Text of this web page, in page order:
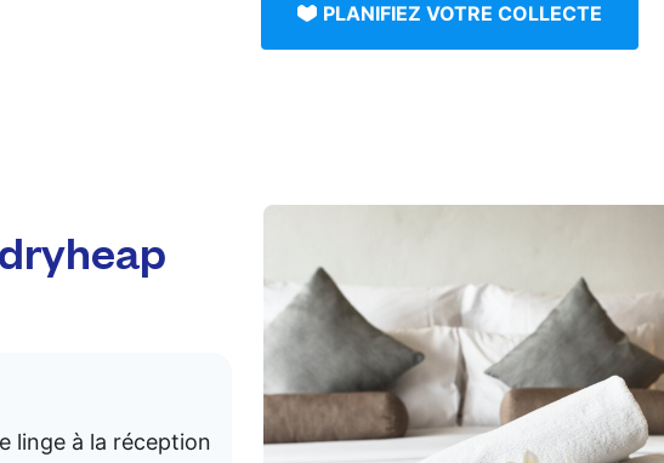
PLANIFIEZ VOTRE COLLECTE
linge à la réception